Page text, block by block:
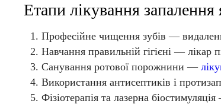
Етапи лікування запалення
Професійне чищення зубів —
Навчання правильній гігієні — лікар
Санування ротової порожнини —
Використання антисептиків і
Фізіотерапія та лазерна